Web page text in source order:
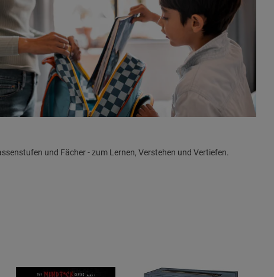
und Fächer - zum Lernen, Verstehen und Vertiefen.